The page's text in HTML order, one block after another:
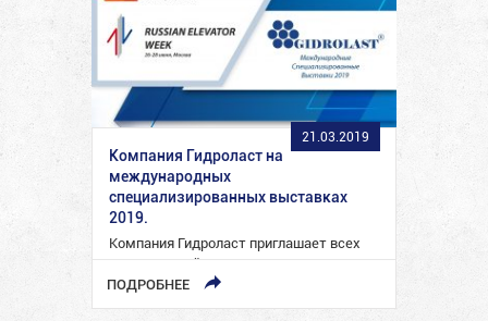
21.03.2019
Компания Гидроласт на
международных
специализированных выставках
2019.
Компания Гидроласт приглашает всех
наших друзей, коллег, партнеров на
Международные специализированные
ПОДРОБНЕЕ